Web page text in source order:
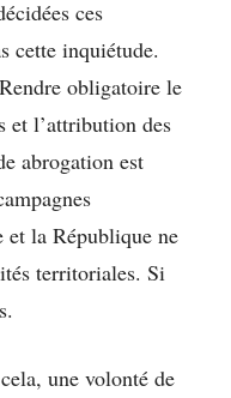
ces
cette inquiétude.
obligatoire le
et l’attribution des
abrogation est
et la République ne
territoriales. Si
une volonté de